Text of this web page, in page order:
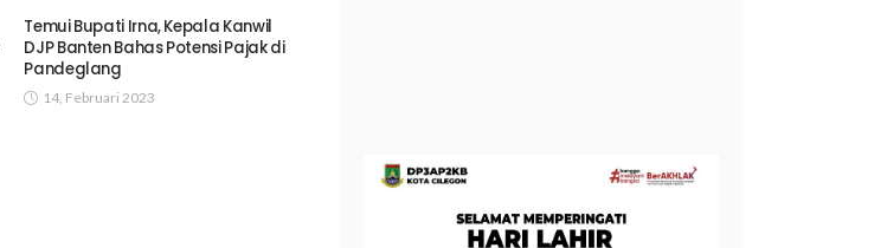
Temui Bupati Irna, Kepala Kanwil
DJP Banten Bahas Potensi Pajak di
Pandeglang
14, Februari 2023